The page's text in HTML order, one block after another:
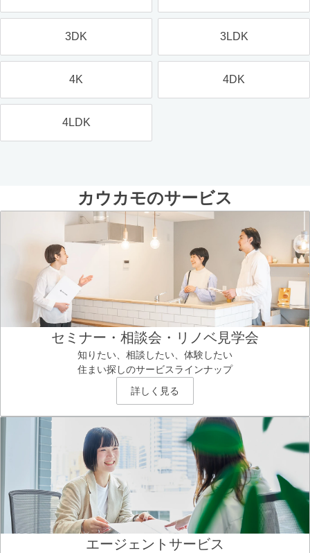
3DK 3LDK
4K 4DK
4LDK
カウカモのサービス
セミナー・相談会・リノベ見学会
知りたい、相談したい、体験したい
住まい探しのサービスラインナップ
詳しく見る
エージェントサービス